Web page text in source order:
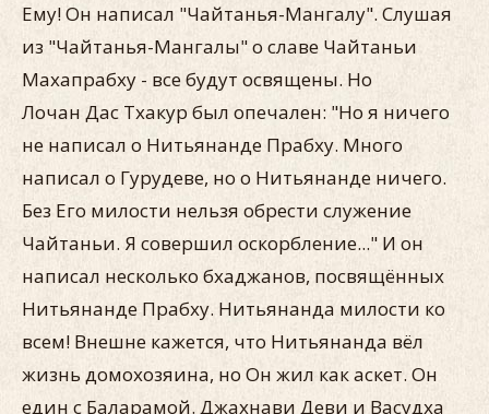
Ему! Он написал "Чайтанья-Мангалу". Слушая
из "Чайтанья-Мангалы" о славе Чайтаньи
Махапрабху - все будут освящены. Но
Лочан Дас Тхакур был опечален: "Но я ничего
не написал о Нитьянанде Прабху. Много
написал о Гурудеве, но о Нитьянанде ничего.
Без Его милости нельзя обрести служение
Чайтаньи. Я совершил оскорбление..." И он
написал несколько бхаджанов, посвящённых
Нитьянанде Прабху. Нитьянанда милости ко
всем! Внешне кажется, что Нитьянанда вёл
жизнь домохозяина, но Он жил как аскет. Он
един с Баларамой. Джахнави Деви и Васудха